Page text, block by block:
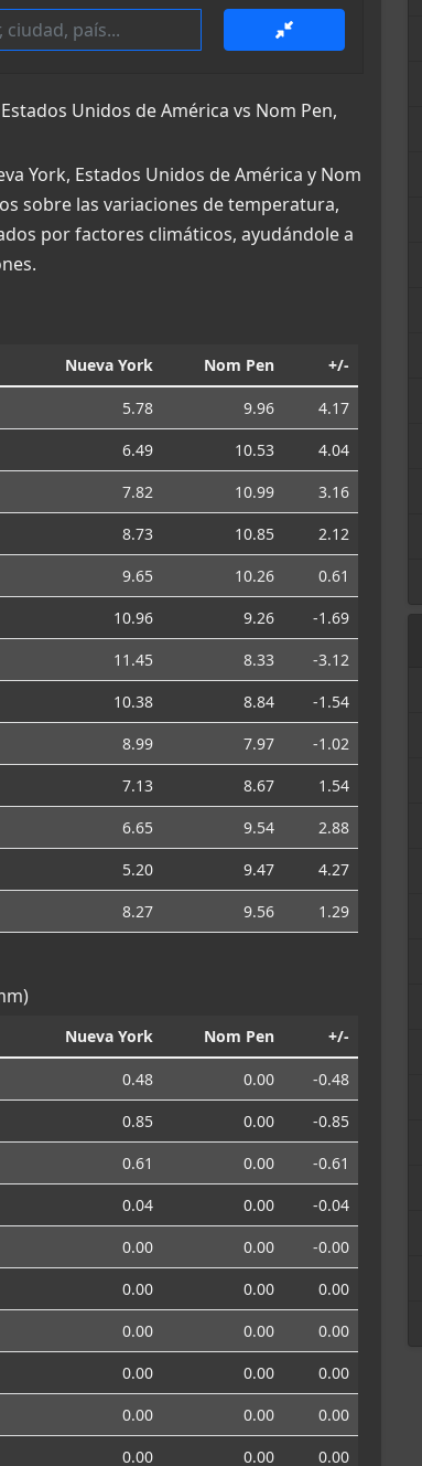
Unidos de América vs Nom Pen,
York, Estados Unidos de América y Nom
sobre las variaciones de temperatura,
por factores climáticos, ayudándole a
Nueva York Nom Pen +/-
5.78 9.96
4.17
6.49 10.53
4.04
7.82 10.99
3.16
8.73 10.85
2.12
9.65 10.26
0.61
10.96 9.26
-1.69
11.45 8.33
-3.12
10.38 8.84
-1.54
8.99 7.97
-1.02
7.13 8.67
1.54
6.65 9.54
2.88
5.20 9.47
4.27
8.27 9.56 1.29
Nueva York Nom Pen +/-
0.48 0.00
-0.48
0.85 0.00
-0.85
0.61 0.00
-0.61
0.04 0.00
-0.04
0.00 0.00
-0.00
0.00 0.00
0.00
0.00 0.00
0.00
0.00 0.00
0.00
0.00 0.00
0.00
0.00 0.00 0.00